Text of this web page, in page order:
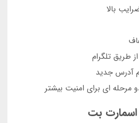
بالا
طریق تلگرام
آدرس جدید
مرحله ای برای امنیت بیشتر
اسمارت بت